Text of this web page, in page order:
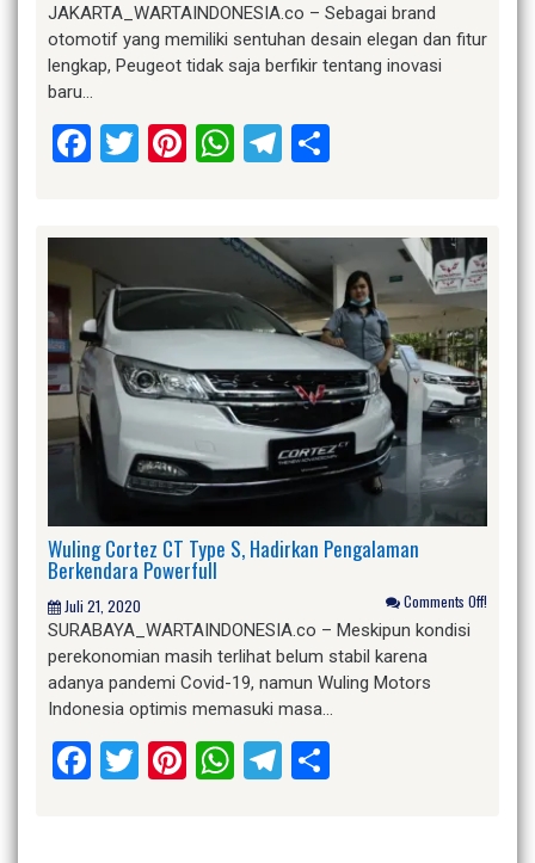
JAKARTA_WARTAINDONESIA.co – Sebagai brand
otomotif yang memiliki sentuhan desain elegan dan fitur
lengkap, Peugeot tidak saja berfikir tentang inovasi
baru…
Facebook
Twitter
Pinterest
WhatsApp
Telegram
Wuling Cortez CT Type S, Hadirkan Pengalaman
Berkendara Powerfull
Juli 21, 2020 Comments Off!
SURABAYA_WARTAINDONESIA.co – Meskipun kondisi
perekonomian masih terlihat belum stabil karena
adanya pandemi Covid-19, namun Wuling Motors
Indonesia optimis memasuki masa…
Facebook
Twitter
Pinterest
WhatsApp
Telegram